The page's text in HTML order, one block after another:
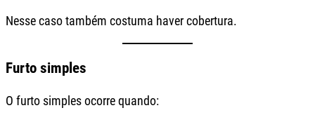
Nesse caso também costuma haver cobertura.
Furto simples
O furto simples ocorre quando: